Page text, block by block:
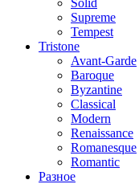
Supreme
Tempest
Tristone
Avant-Garde
Baroque
Byzantine
Classical
Modern
Renaissance
Romanesque
Romantic
Разное